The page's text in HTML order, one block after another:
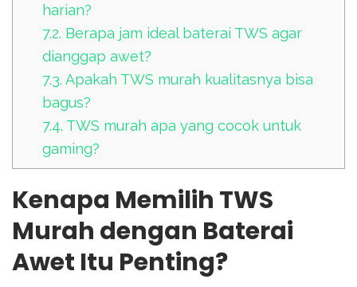
harian?
7.2. Berapa jam ideal baterai TWS agar
dianggap awet?
7.3. Apakah TWS murah kualitasnya bisa
bagus?
7.4. TWS murah apa yang cocok untuk
gaming?
Kenapa Memilih TWS
Murah dengan Baterai
Awet Itu Penting?